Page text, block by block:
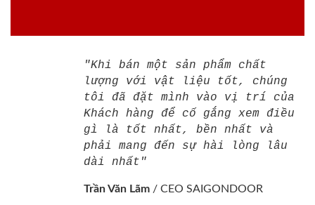
"Khi bán một sản phẩm chất
lượng với vật liệu tốt, chúng
tôi đã đặt mình vào vị trí của
Khách hàng để cố gắng xem điều
gì là tốt nhất, bền nhất và
phải mang đến sự hài lòng lâu
dài nhất"
Trần Văn Lãm / CEO SAIGONDOOR